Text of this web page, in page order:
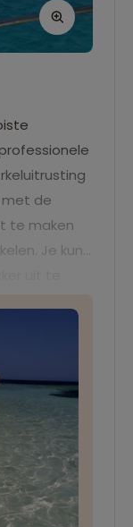
met de
te maken
Je kunt